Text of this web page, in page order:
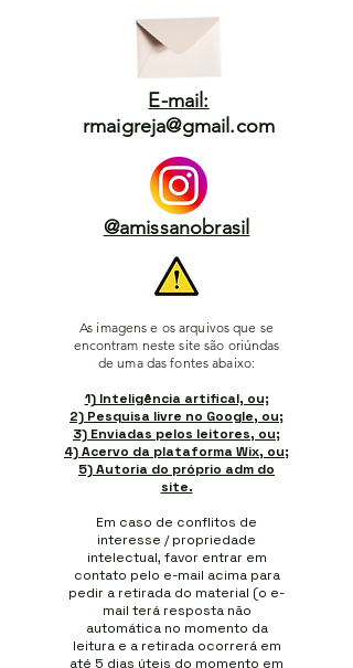
E-mail:
rmaigreja@gmail.com
@amissanobrasil
As imagens e os arquivos que se
encontram neste site são oriúndas
de uma das fontes abaixo:
1) Inteligência artifical, ou;
2) Pesquisa livre no Google, ou;
3) Enviadas pelos leitores, ou;
4) Acervo da plataforma Wix, ou;
5) Autoria do próprio adm do
site.
Em caso de conflitos de
interesse / propriedade
intelectual, favor entrar em
contato pelo e-mail acima para
pedir a retirada do material (o e-
mail terá resposta não
automática no momento da
leitura e a retirada ocorrerá em
até 5 dias úteis do momento em